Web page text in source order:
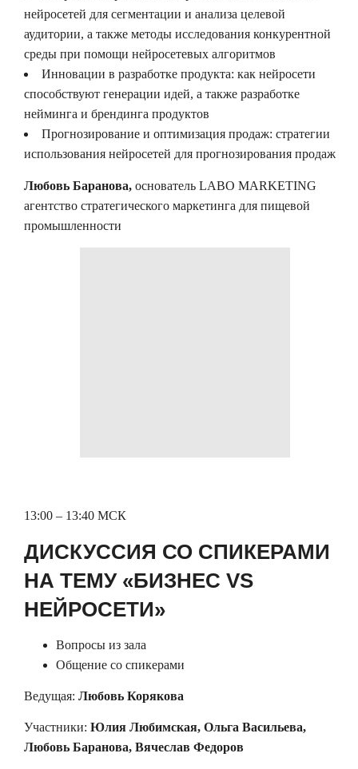
нейросетей для сегментации и анализа целевой
аудитории, а также методы исследования конкурентной
среды при помощи нейросетевых алгоритмов
Инновации в разработке продукта: как нейросети
способствуют генерации идей, а также разработке
нейминга и брендинга продуктов
Прогнозирование и оптимизация продаж: стратегии
использования нейросетей для прогнозирования продаж
Любовь Баранова, основатель LABO MARKETING
агентство стратегического маркетинга для пищевой
промышленности
13:00 – 13:40 МСК
ДИСКУССИЯ СО СПИКЕРАМИ
НА ТЕМУ «БИЗНЕС VS
НЕЙРОСЕТИ»
Вопросы из зала
Общение со спикерами
Ведущая: Любовь Корякова
Участники: Юлия Любимская, Ольга Васильева,
Любовь Баранова, Вячеслав Федоров